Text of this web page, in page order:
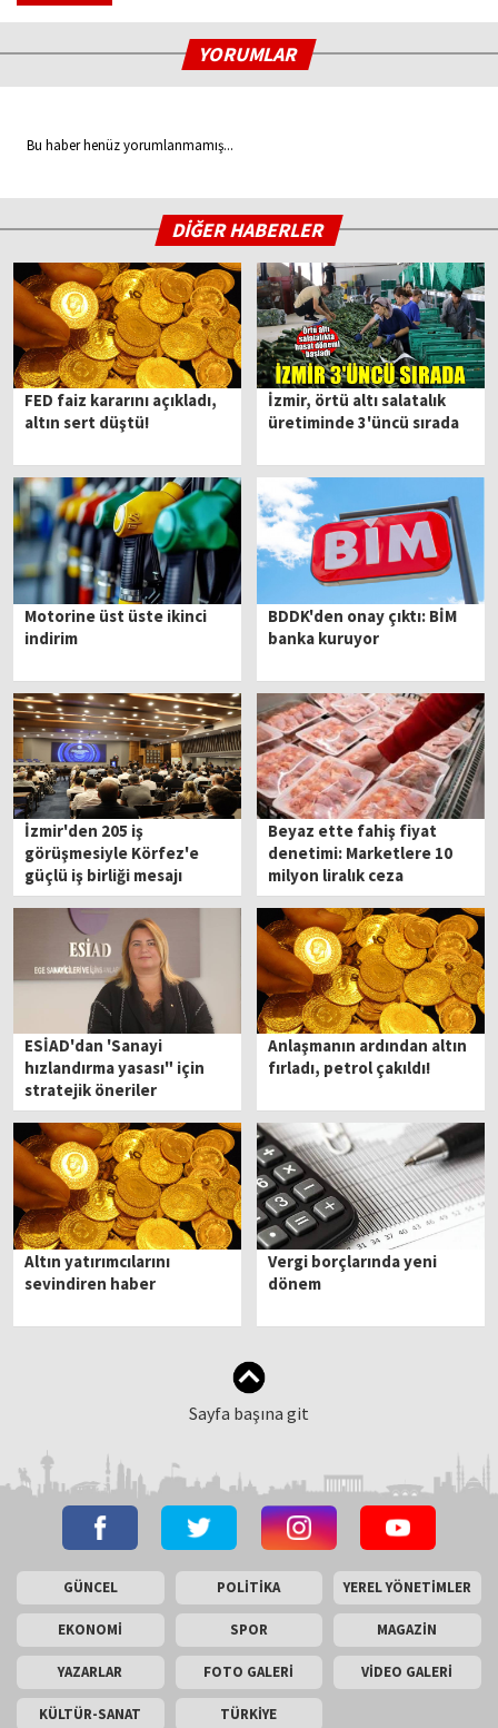
YORUMLAR
Bu haber henüz yorumlanmamış...
DİĞER HABERLER
FED faiz kararını açıkladı,
altın sert düştü!
İzmir, örtü altı salatalık
üretiminde 3'üncü sırada
Motorine üst üste ikinci
indirim
BDDK'den onay çıktı: BİM
banka kuruyor
İzmir'den 205 iş
görüşmesiyle Körfez'e
güçlü iş birliği mesajı
Beyaz ette fahiş fiyat
denetimi: Marketlere 10
milyon liralık ceza
ESİAD'dan 'Sanayi
hızlandırma yasası" için
stratejik öneriler
Anlaşmanın ardından altın
fırladı, petrol çakıldı!
Altın yatırımcılarını
sevindiren haber
Vergi borçlarında yeni
dönem
Sayfa başına git
GÜNCEL POLİTİKA YEREL YÖNETİMLER
EKONOMİ SPOR MAGAZİN
YAZARLAR FOTO GALERİ VİDEO GALERİ
KÜLTÜR-SANAT TÜRKİYE